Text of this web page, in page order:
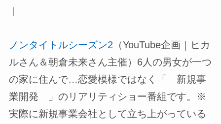
ノンタイトルシーズン2 （YouTube企画｜ヒカ
ルさん＆朝倉未来さん主催）6人の男女が一つ
の家に住んで…恋愛模様ではなく「 新規事
業開発 」のリアリティショー番組です。※
実際に新規事業会社として立ち上がっている